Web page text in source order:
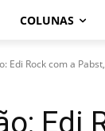
COLUNAS
Edi Rock com a
Edi